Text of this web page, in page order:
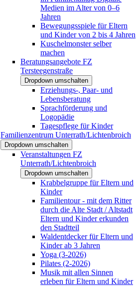
Medien im Alter von 0–6
Jahren
Bewegungsspiele für Eltern
und Kinder von 2 bis 4 Jahren
Kuschelmonster selber
machen
Beratungsangebote FZ
Tersteegenstraße
Dropdown umschalten
Erziehungs-, Paar- und
Lebensberatung
Sprachförderung und
Logopädie
Tagespflege für Kinder
Familienzentrum Unterrath/Lichtenbroich
Dropdown umschalten
Veranstaltungen FZ
Unterrath/Lichtenbroich
Dropdown umschalten
Krabbelgruppe für Eltern und
Kinder
Familientour - mit dem Ritter
durch die Alte Stadt / Altstadt
Eltern und Kinder erkunden
den Stadtteil
Waldentdecker für Eltern und
Kinder ab 3 Jahren
Yoga (3-2026)
Pilates (2-2026)
Musik mit allen Sinnen
erleben für Eltern und Kinder